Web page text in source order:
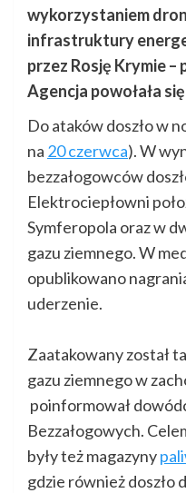
wykorzystaniem
infrastruktury
przez Rosję Krymie
Agencja powołała
Do ataków doszło w
na 20 czerwca). W
bezzałogowców
Elektrociepłowni
Symferopola oraz w
gazu ziemnego. W
opublikowano
uderzenie.
Zaatakowany został
gazu ziemnego w
poinformował
Bezzałogowych.
były też magazyny
gdzie również doszło